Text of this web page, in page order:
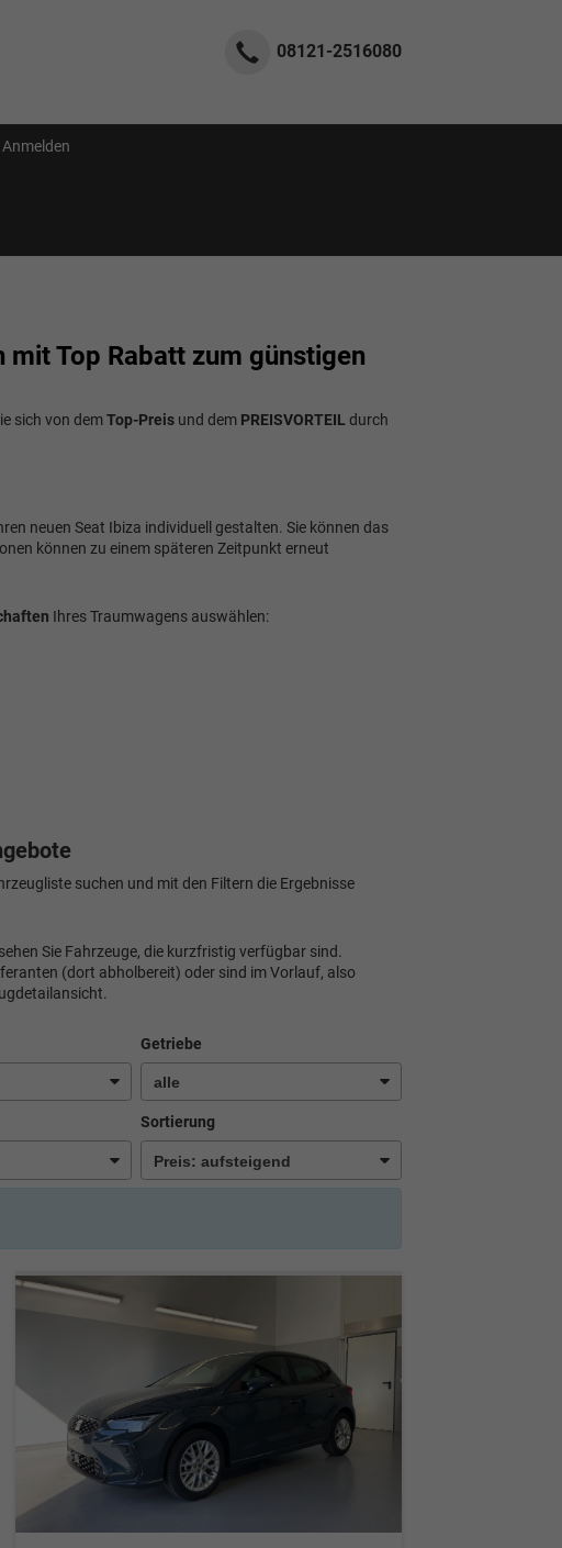
08121-2516080
Anmelden
mit Top Rabatt zum günstigen
sich von demTop-Preisund dem PREISVORTEIL durch
neuen Seat Ibiza individuell gestalten. Sie können das
können zu einem späteren Zeitpunkt erneut
Ihres Traumwagens auswählen:
suchen und mit den Filtern die Ergebnisse
Sie Fahrzeuge, die kurzfristig verfügbar sind.
(dort abholbereit) oder sind im Vorlauf, also
Getriebe
Sortierung